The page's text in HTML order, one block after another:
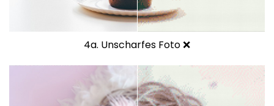
4a. Unscharfes Foto ❌